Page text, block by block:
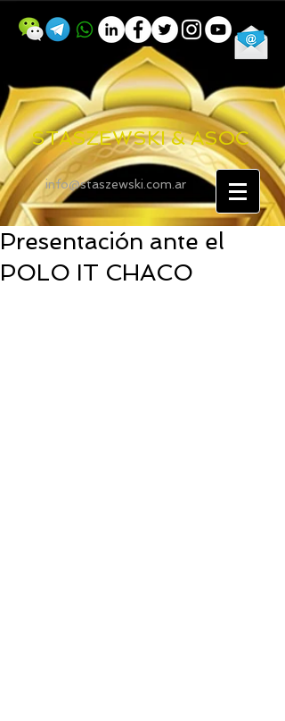
STASZEWSKI & ASOC
info@staszewski.com.ar
Presentación ante el
POLO IT CHACO